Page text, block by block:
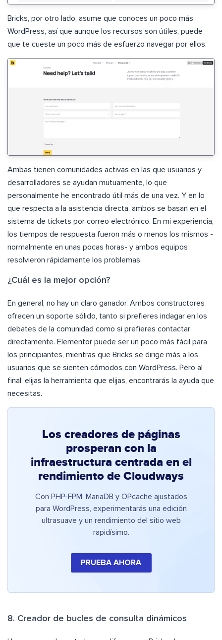
Bricks, por otro lado, asume que conoces un poco más
WordPress, así que aunque los recursos son útiles, puede
que te cueste un poco más de esfuerzo navegar por ellos.
Ambas tienen comunidades activas en las que usuarios y
desarrolladores se ayudan mutuamente, lo que
personalmente he encontrado útil más de una vez. Y en lo
que respecta a la asistencia directa, ambos se basan en el
sistema de tickets por correo electrónico. En mi experiencia,
los tiempos de respuesta fueron más o menos los mismos -
normalmente en unas pocas horas- y ambos equipos
resolvieron rápidamente los problemas.
¿Cuál es la mejor opción?
En general, no hay un claro ganador. Ambos constructores
ofrecen un soporte sólido, tanto si prefieres indagar en los
debates de la comunidad como si prefieres contactar
directamente. Elementor puede ser un poco más fácil para
los principiantes, mientras que Bricks se dirige más a los
usuarios que se sienten cómodos con WordPress. Pero al
final, elijas la herramienta que elijas, encontrarás la ayuda que
necesitas.
Los creadores de páginas
prosperan con la
infraestructura centrada en el
rendimiento de Cloudways
Con PHP-FPM, MariaDB y OPcache ajustados
para WordPress, experimentarás una edición
ultrasuave y un rendimiento del sitio web
rapidísimo.
PRUEBA AHORA
8. Creador de bucles de consulta dinámicos